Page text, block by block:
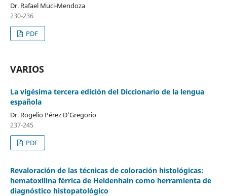
Dr. Rafael Muci-Mendoza
230-236
PDF
VARIOS
La vigésima tercera edición del Diccionario de la lengua
española
Dr. Rogelio Pérez D’Gregorio
237-245
PDF
Revaloración de las técnicas de coloración histológicas:
hematoxilina férrica de Heidenhain como herramienta de
diagnóstico histopatológico